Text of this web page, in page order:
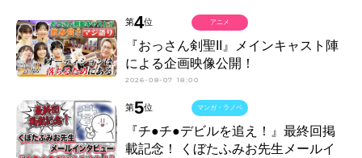
第4位
『おっさん剣聖II』メインキャスト陣
による企画映像公開！
2026-08-07 18:00
アニメ
第5位
『チ●チ●デビルを追え！』最終回掲
載記念！ くぼたふみお先生メールイ
マンガ・ラノベ